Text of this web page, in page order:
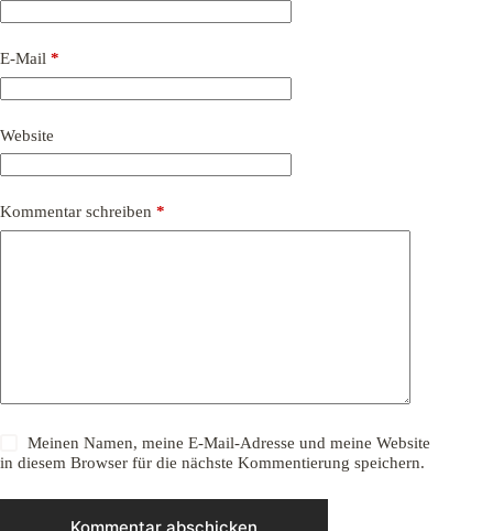
E-Mail *
Website
Kommentar schreiben *
Meinen Namen, meine E-Mail-Adresse und meine Website
in diesem Browser für die nächste Kommentierung speichern.